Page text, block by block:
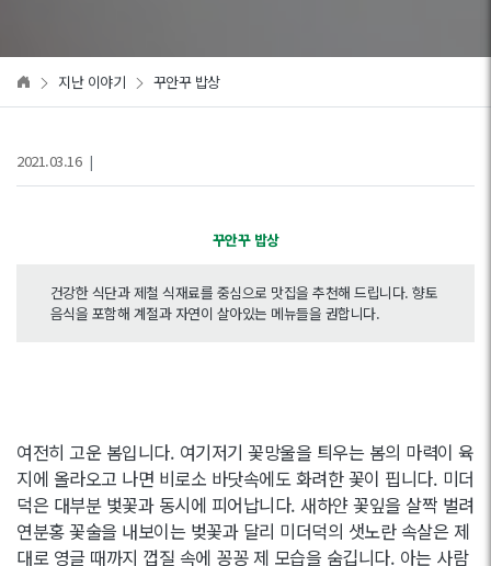
지난 이야기 꾸안꾸 밥상
2021.03.16 |
꾸안꾸 밥상
건강한 식단과 제철 식재료를 중심으로 맛집을 추천해 드립니다. 향토
음식을 포함해 계절과 자연이 살아있는 메뉴들을 권합니다.
여전히 고운 봄입니다. 여기저기 꽃망울을 틔우는 봄의 마력이 육
지에 올라오고 나면 비로소 바닷속에도 화려한 꽃이 핍니다. 미더
덕은 대부분 벛꽃과 동시에 피어납니다. 새하얀 꽃잎을 살짝 벌려
연분홍 꽃술을 내보이는 벚꽃과 달리 미더덕의 샛노란 속살은 제
대로 영글 때까지 껍질 속에 꽁꽁 제 모습을 숨깁니다. 아는 사람